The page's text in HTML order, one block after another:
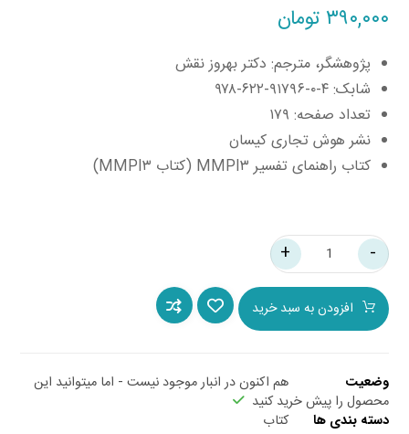
۳۹۰,۰۰۰تومان
پژوهشگر، مترجم: دکتر بهروز نقش
شابک: ۴-۰-۹۱۷۹۶-۶۲۲-۹۷۸
تعداد صفحه: ۱۷۹
نشر هوش تجاری کیسان
کتاب راهنمای تفسیر MMPI۳ (کتاب MMPI۳)
-
+
افزودن به سبد خرید
وضعیت
هم اکنون در انبار موجود نیست - اما میتوانید این
محصول را پیش خرید کنید
دسته بندی ها کتاب